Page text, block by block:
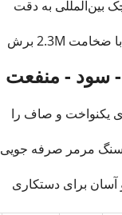
بین‌المللی به دقت
این می تواند بلوک را با ضخامت 2.3M برش
- سود - منفعت
یکنواخت و صاف را
مرمر صرفه جویی